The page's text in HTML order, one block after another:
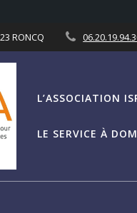
RONCQ
L’ASSOCIATION
LE SERVICE À